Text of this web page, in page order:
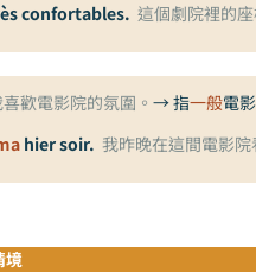
confortables. 這個劇院裡的
喜歡電影院的氛圍。 → 指一般電
hier soir. 我昨晚在這間電影院
境